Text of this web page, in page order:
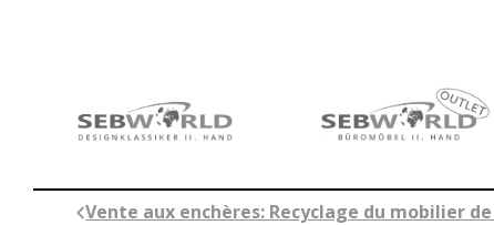
Vente aux enchères: Recyclage du mobilier